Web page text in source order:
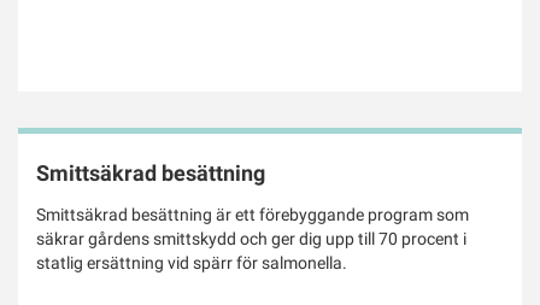
Smittsäkrad besättning
Smittsäkrad besättning är ett förebyggande program som
säkrar gårdens smittskydd och ger dig upp till 70 procent i
statlig ersättning vid spärr för salmonella.